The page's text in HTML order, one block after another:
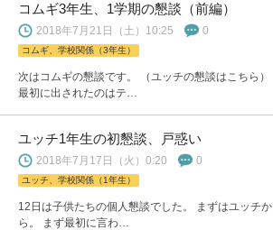
コムギ3年生、1学期の懇談（前編）
2018年7月21日（土）10:25 0
コムギ、学校関係（3年生）
次はコムギの懇談です。 （ユッチの懇談はこちら）
最初に出されたのはテ…
ユッチ1年生の初懇談、戸惑い
2018年7月17日（火）0:20 0
ユッチ、学校関係（1年生）
12日は子供たちの個人懇談でした。 まずはユッチか
ら。 まず最初に言わ…